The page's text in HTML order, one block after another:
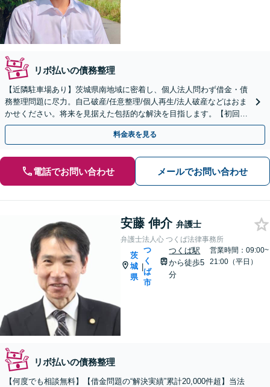
リボ払いの債務整理
【近隣駐車場あり】茨城県南地域に密着し、個人法人問わず借金・債
務整理問題に尽力。自己破産/任意整理/個人再生/法人破産などはおま
かせください。将来を見据えた包括的な解決を目指します。【初回面
談無料】【法テラス利用可】【休日・夜間対応可】
料金表を見る
電話でお問い合わせ メールでお問い合わせ
安藤 伸介 弁護士
弁護士法人心 つくば法律事務所
茨
城
県
|
つ
く
ば
市
つくば駅
から徒歩5
分
営業時間：09:00~
21:00（平日）
リボ払いの債務整理
【何度でも相談無料】【借金問題の“解決実績”累計20,000件超】当法